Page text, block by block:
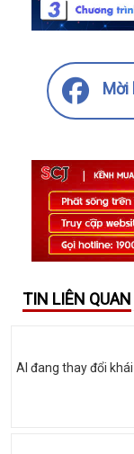
Mời
TIN LIÊN QUAN
AI đang thay đổi